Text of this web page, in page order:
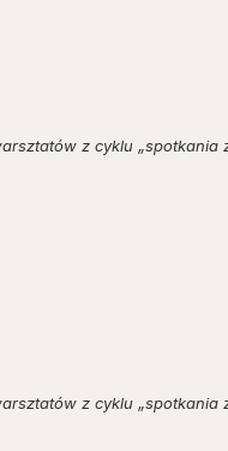
z cyklu „spotkania
z cyklu „spotkania